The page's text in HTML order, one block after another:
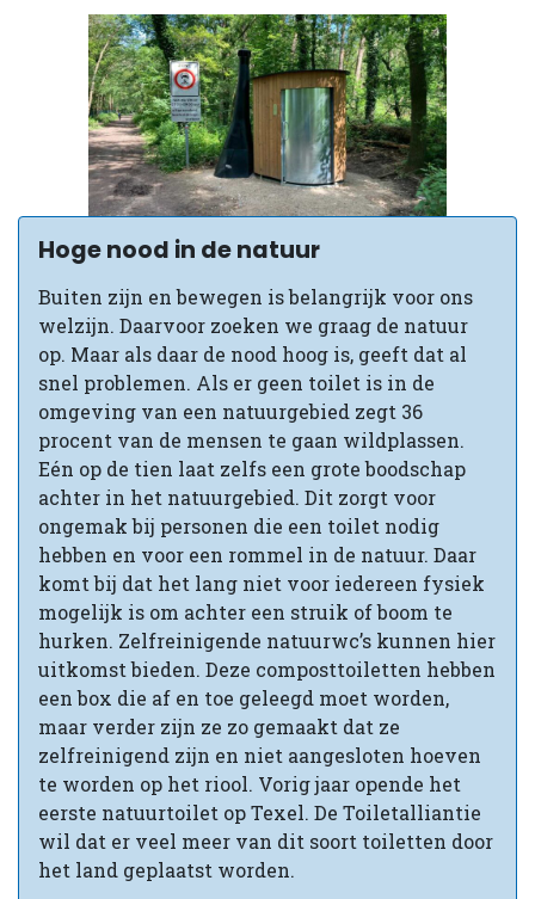
Hoge nood in de natuur
Buiten zijn en bewegen is belangrijk voor ons
welzijn. Daarvoor zoeken we graag de natuur
op. Maar als daar de nood hoog is, geeft dat al
snel problemen. Als er geen toilet is in de
omgeving van een natuurgebied zegt 36
procent van de mensen te gaan wildplassen.
Eén op de tien laat zelfs een grote boodschap
achter in het natuurgebied. Dit zorgt voor
ongemak bij personen die een toilet nodig
hebben en voor een rommel in de natuur. Daar
komt bij dat het lang niet voor iedereen fysiek
mogelijk is om achter een struik of boom te
hurken. Zelfreinigende natuurwc’s kunnen hier
uitkomst bieden. Deze composttoiletten hebben
een box die af en toe geleegd moet worden,
maar verder zijn ze zo gemaakt dat ze
zelfreinigend zijn en niet aangesloten hoeven
te worden op het riool. Vorig jaar opende het
eerste natuurtoilet op Texel. De Toiletalliantie
wil dat er veel meer van dit soort toiletten door
het land geplaatst worden.